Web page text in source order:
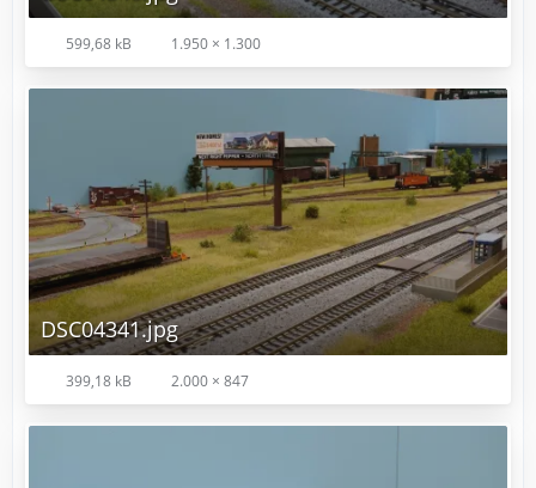
599,68 kB 1.950 × 1.300
DSC04341.jpg
399,18 kB 2.000 × 847